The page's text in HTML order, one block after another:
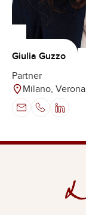
Giulia Guzzo
Partner
Milano, Verona